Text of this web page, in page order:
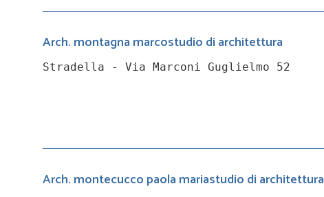
Arch. montagna marcostudio di architettura
Stradella - Via Marconi Guglielmo 52
Arch. montecucco paola mariastudio di architettura